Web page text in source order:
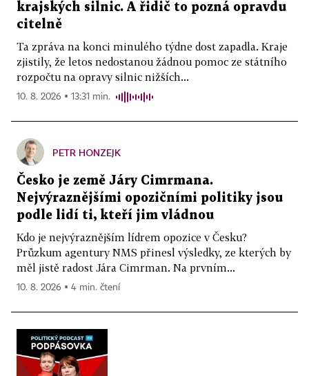
krajských silnic. A řidič to pozná opravdu
citelně
Ta zpráva na konci minulého týdne dost zapadla. Kraje
zjistily, že letos nedostanou žádnou pomoc ze státního
rozpočtu na opravy silnic nižších...
10. 8. 2026 ▪ 13:31 min.
PETR HONZEJK
Česko je země Járy Cimrmana.
Nejvýraznějšími opozičními politiky jsou
podle lidí ti, kteří jim vládnou
Kdo je nejvýraznějším lídrem opozice v Česku?
Průzkum agentury NMS přinesl výsledky, ze kterých by
měl jistě radost Jára Cimrman. Na prvním...
10. 8. 2026 ▪ 4 min. čtení